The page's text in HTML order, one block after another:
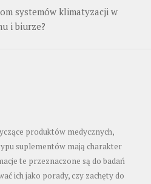
systemów klimatyzacji w
i biurze?
produktów medycznych,
suplementów mają charakter
te przeznaczone są do badań
ich jako porady, czy zachęty do